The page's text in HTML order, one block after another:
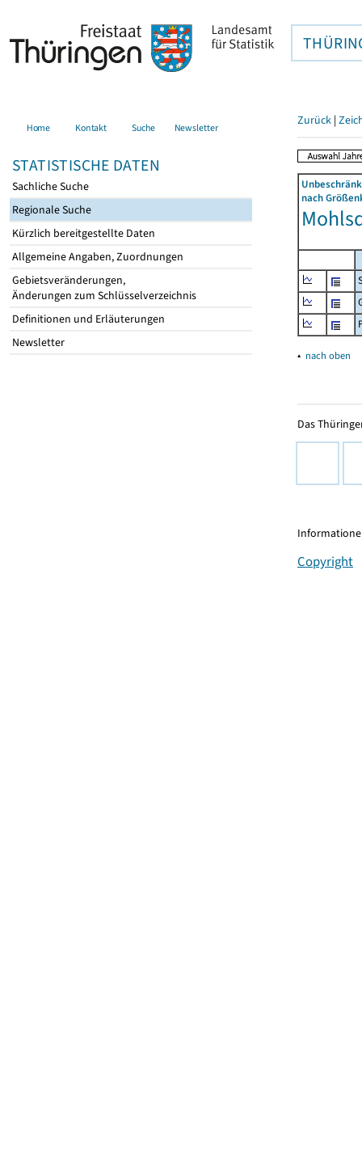
Home Kontakt Suche Newsletter
STATISTISCHE DATEN
Sachliche Suche
Regionale Suche
Kürzlich bereitgestellte Daten
Allgemeine Angaben, Zuordnungen
Gebietsveränderungen,
Änderungen zum Schlüsselverzeichnis
Definitionen und Erläuterungen
Newsletter
Zurück |
nach
▴ nach oben
Das
Copyright